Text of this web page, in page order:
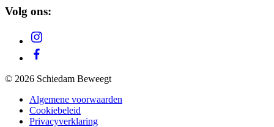
Volg ons:
© 2026 Schiedam Beweegt
Algemene voorwaarden
Cookiebeleid
Privacyverklaring